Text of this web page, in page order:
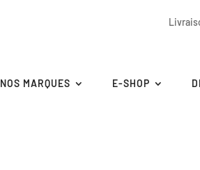
NOS MARQUES E-SHOP